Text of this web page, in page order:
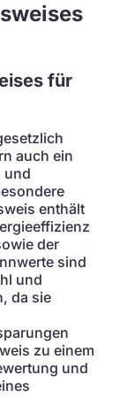
für
auch ein
und
enthält
der
sind
und
da sie
zu einem
und